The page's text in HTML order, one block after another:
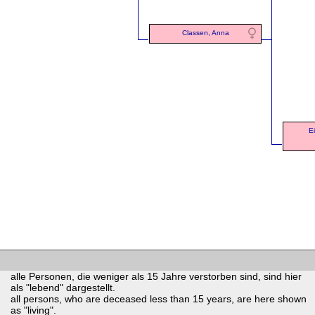
Classen, Anna
alle Personen, die weniger als 15 Jahre verstorben sind, sind hier
als "lebend" dargestellt.
all persons, who are deceased less than 15 years, are here shown
as "living".